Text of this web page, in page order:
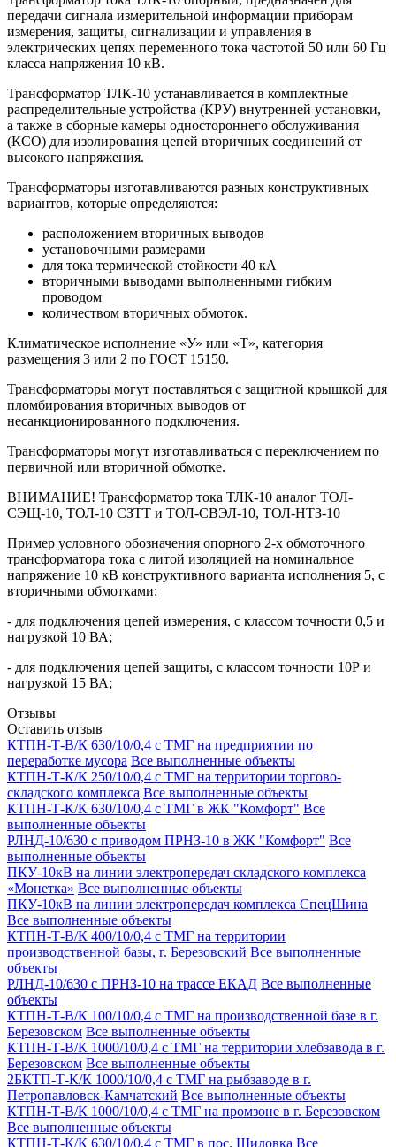
передачи сигнала измерительной информации приборам
измерения, защиты, сигнализации и управления в
электрических цепях переменного тока частотой 50 или 60 Гц
класса напряжения 10 кВ.
Трансформатор ТЛК-10 устанавливается в комплектные
распределительные устройства (КРУ) внутренней установки,
а также в сборные камеры одностороннего обслуживания
(КСО) для изолирования цепей вторичных соединений от
высокого напряжения.
Трансформаторы изготавливаются разных конструктивных
вариантов, которые определяются:
расположением вторичных выводов
установочными размерами
для тока термической стойкости 40 кА
вторичными выводами выполненными гибким
проводом
количеством вторичных обмоток.
Климатическое исполнение «У» или «Т», категория
размещения 3 или 2 по ГОСТ 15150.
Трансформаторы могут поставляться с защитной крышкой для
пломбирования вторичных выводов от
несанкционированного подключения.
Трансформаторы могут изготавливаться с переключением по
первичной или вторичной обмотке.
ВНИМАНИЕ! Трансформатор тока ТЛК-10 аналог ТОЛ-
СЭЩ-10, ТОЛ-10 СЗТТ и ТОЛ-СВЭЛ-10, ТОЛ-НТЗ-10
Пример условного обозначения опорного 2-х обмоточного
трансформатора тока с литой изоляцией на номинальное
напряжение 10 кВ конструктивного варианта исполнения 5, c
вторичными обмотками:
- для подключения цепей измерения, с классом точности 0,5 и
нагрузкой 10 ВА;
- для подключения цепей защиты, с классом точности 10Р и
нагрузкой 15 ВА;
Отзывы
Оставить отзыв
КТПН-Т-В/К 630/10/0,4 с ТМГ на предприятии по
переработке мусора Все выполненные объекты
КТПН-Т-К/К 250/10/0,4 с ТМГ на территории торгово-
складского комплекса Все выполненные объекты
КТПН-Т-К/К 630/10/0,4 с ТМГ в ЖК "Комфорт" Все
выполненные объекты
РЛНД-10/630 с приводом ПРНЗ-10 в ЖК "Комфорт" Все
выполненные объекты
ПКУ-10кВ на линии электропередач складского комплекса
«Монетка» Все выполненные объекты
ПКУ-10кВ на линии электропередач комплекса СпецШина
Все выполненные объекты
КТПН-Т-В/К 400/10/0,4 с ТМГ на территории
производственной базы, г. Березовский Все выполненные
объекты
РЛНД-10/630 с ПРНЗ-10 на трассе ЕКАД Все выполненные
объекты
КТПН-Т-В/К 100/10/0,4 с ТМГ на производственной базе в г.
Березовском Все выполненные объекты
КТПН-Т-В/К 1000/10/0,4 с ТМГ на территории хлебзавода в г.
Березовском Все выполненные объекты
2БКТП-Т-К/К 1000/10/0,4 с ТМГ на рыбзаводе в г.
Петропавловск-Камчатский Все выполненные объекты
КТПН-Т-В/К 1000/10/0,4 с ТМГ на промзоне в г. Березовском
Все выполненные объекты
КТПН-Т-К/К 630/10/0,4 с ТМГ в пос. Шиловка Все